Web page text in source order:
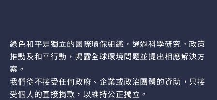
綠色和平是獨立的國際環保組織，通過科學研究、政策
推動及和平行動，揭露全球環境問題並提出相應解決方
案。
我們從不接受任何政府、企業或政治團體的資助，只接
受個人的直接捐款，以維持公正獨立。